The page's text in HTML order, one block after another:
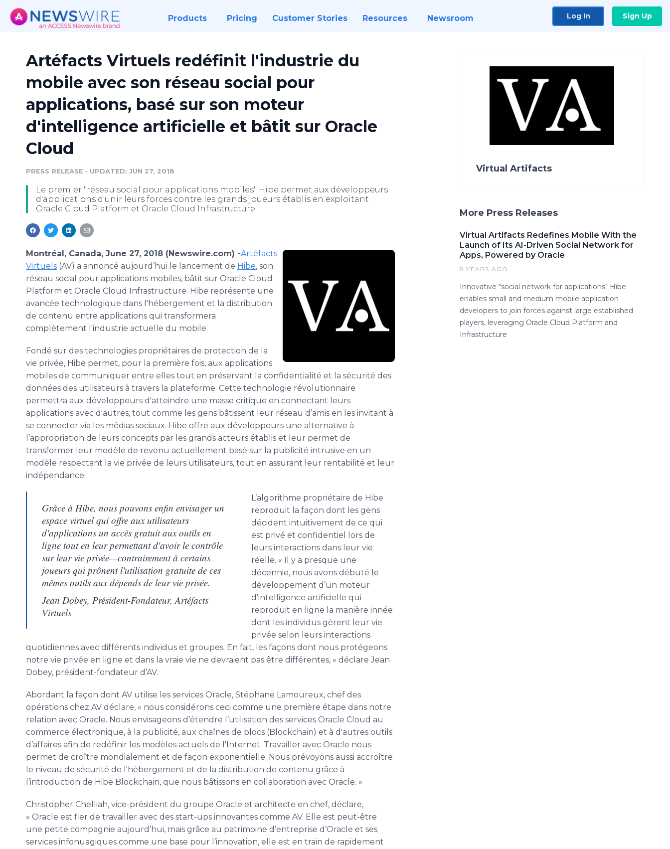
Products Pricing Customer Stories Resources Newsroom Log In Sign Up
Artéfacts Virtuels redéfinit l'industrie du
mobile avec son réseau social pour
applications, basé sur son moteur
d'intelligence artificielle et bâtit sur Oracle
Cloud
PRESS RELEASE • UPDATED: JUN 27, 2018
Le premier "réseau social pour applications mobiles" Hibe permet aux développeurs
d'applications d'unir leurs forces contre les grands joueurs établis en exploitant
Oracle Cloud Platform et Oracle Cloud Infrastructure.
Montréal, Canada, June 27, 2018 (Newswire.com) -​​Artéfacts
Virtuels (AV) a annoncé aujourd’hui le lancement de Hibe, son
réseau social pour applications mobiles, bâtit sur Oracle Cloud
Platform et Oracle Cloud Infrastructure. Hibe représente une
avancée technologique dans l'hébergement et la distribution
de contenu entre applications qui transformera
complètement l'industrie actuelle du mobile.
Fondé sur des technologies propriétaires de protection de la
vie privée, Hibe permet, pour la première fois, aux applications
mobiles de communiquer entre elles tout en préservant la confidentialité et la sécurité des
données des utilisateurs à travers la plateforme. Cette technologie révolutionnaire
permettra aux développeurs d'atteindre une masse critique en connectant leurs
applications avec d'autres, tout comme les gens bâtissent leur réseau d’amis en les invitant à
se connecter via les médias sociaux. Hibe offre aux développeurs une alternative à
l’appropriation de leurs concepts par les grands acteurs établis et leur permet de
transformer leur modèle de revenu actuellement basé sur la publicité intrusive en un
modèle respectant la vie privée de leurs utilisateurs, tout en assurant leur rentabilité et leur
indépendance.
Grâce à Hibe, nous pouvons enfin envisager un
espace virtuel qui offre aux utilisateurs
d'applications un accès gratuit aux outils en
ligne tout en leur permettant d'avoir le contrôle
sur leur vie privée—contrairement à certains
joueurs qui prônent l'utilisation gratuite de ces
mêmes outils aux dépends de leur vie privée.
Jean Dobey, Président-Fondateur, Artéfacts
Virtuels
L’algorithme propriétaire de Hibe
reproduit la façon dont les gens
décident intuitivement de ce qui
est privé et confidentiel lors de
leurs interactions dans leur vie
réelle. « Il y a presque une
décennie, nous avons débuté le
développement d’un moteur
d’intelligence artificielle qui
reproduit en ligne la manière innée
dont les individus gèrent leur vie
privée selon leurs interactions
quotidiennes avec différents individus et groupes. En fait, les façons dont nous protégeons
notre vie privée en ligne et dans la vraie vie ne devraient pas être différentes, » déclare Jean
Dobey, président-fondateur d’AV.
Abordant la façon dont AV utilise les services Oracle, Stéphane Lamoureux, chef des
opérations chez AV déclare, « nous considérons ceci comme une première étape dans notre
relation avec Oracle. Nous envisageons d’étendre l’utilisation des services Oracle Cloud au
commerce électronique, à la publicité, aux chaînes de blocs (Blockchain) et à d'autres outils
d’affaires afin de redéfinir les modèles actuels de l'Internet. Travailler avec Oracle nous
permet de croître mondialement et de façon exponentielle. Nous prévoyons aussi accroître
le niveau de sécurité de l'hébergement et de la distribution de contenu grâce à
l’introduction de Hibe Blockchain, que nous bâtissons en collaboration avec Oracle. »
Christopher Chelliah, vice-président du groupe Oracle et architecte en chef, déclare,
« Oracle est fier de travailler avec des start-ups innovantes comme AV. Elle est peut-être
une petite compagnie aujourd’hui, mais grâce au patrimoine d’entreprise d’Oracle et ses
services infonuagiques comme une base pour l’innovation, elle est en train de rapidement
Virtual Artifacts
More Press Releases
Virtual Artifacts Redefines Mobile With the
Launch of Its AI-Driven Social Network for
Apps, Powered by Oracle
8 YEARS AGO
Innovative "social network for applications" Hibe
enables small and medium mobile application
developers to join forces against large established
players, leveraging Oracle Cloud Platform and
Infrastructure